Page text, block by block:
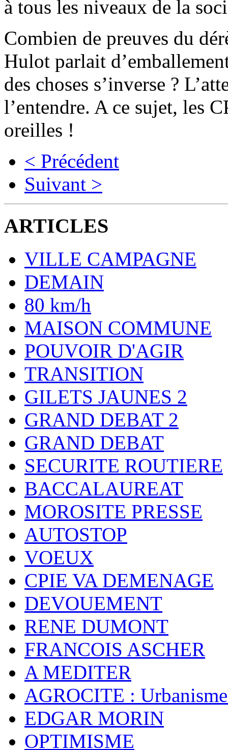
à tous les niveaux de la
Combien de preuves du
Hulot parlait
des choses s’inverse ?
l’entendre. A ce sujet, les
oreilles !
< Précédent
Suivant >
ARTICLES
VILLE CAMPAGNE
DEMAIN
80 km/h
MAISON COMMUNE
POUVOIR D'AGIR
TRANSITION
GILETS JAUNES 2
GRAND DEBAT 2
GRAND DEBAT
SECURITE ROUTIERE
BACCALAUREAT
MOROSITE PRESSE
AUTOSTOP
VOEUX
CPIE VA DEMENAGE
DEVOUEMENT
RENE DUMONT
FRANCOIS ASCHER
A MEDITER
AGROCITE :
EDGAR MORIN
OPTIMISME